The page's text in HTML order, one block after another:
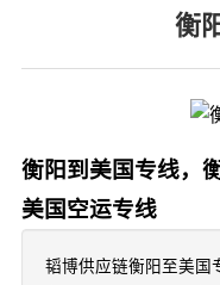
衡
衡阳到美国专线，
美国空运专线
韬博供应链衡阳至美国